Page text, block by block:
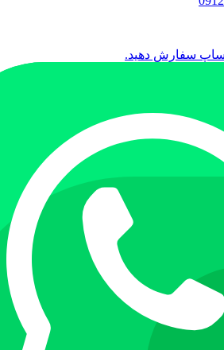
سفارش دهید.